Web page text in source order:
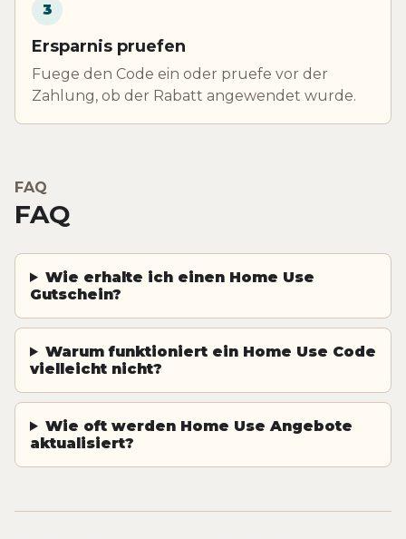
3
Ersparnis pruefen
Fuege den Code ein oder pruefe vor der
Zahlung, ob der Rabatt angewendet wurde.
FAQ
FAQ
Wie erhalte ich einen Home Use
Gutschein?
Warum funktioniert ein Home Use Code
vielleicht nicht?
Wie oft werden Home Use Angebote
aktualisiert?